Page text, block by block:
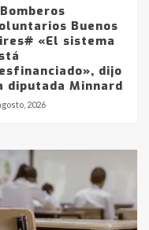
Buenos
«El sistema
dijo
diputada Minnard
2026
fatal accidente